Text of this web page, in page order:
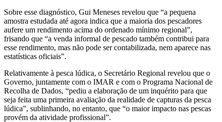
Sobre esse diagnóstico, Gui Meneses revelou que “a pequena
amostra estudada até agora indica que a maioria dos pescadores
aufere um rendimento acima do ordenado mínimo regional”,
frisando que “a venda informal de pescado também contribui para
esse rendimento, mas não pode ser contabilizada, nem aparece nas
estatísticas oficiais”.
Relativamente à pesca lúdica, o Secretário Regional revelou que o
Governo, juntamente com o IMAR e com o Programa Nacional de
Recolha de Dados, “pediu a elaboração de um inquérito para que
seja feita uma primeira avaliação da realidade de capturas da pesca
lúdica”, sublinhando, no entanto, que “o maior impacto nas pescas
provém da atividade profissional”.